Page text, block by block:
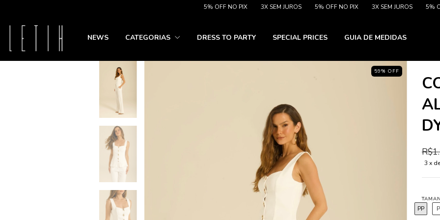
5% OFF NO PIX 3X SEM JUROS 5% OFF NO PIX 3X SEM JUROS 5% OFF
NEWS CATEGORIAS DRESS TO PARTY SPECIAL PRICES GUIA DE MEDIDAS
59% OFF
3 x
PP P